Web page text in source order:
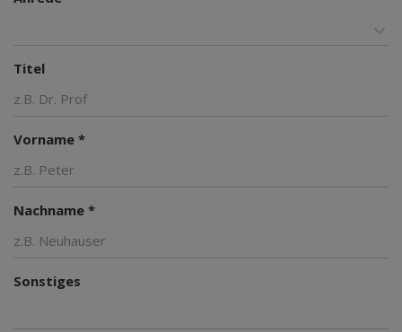
Titel
Vorname *
Nachname *
Sonstiges